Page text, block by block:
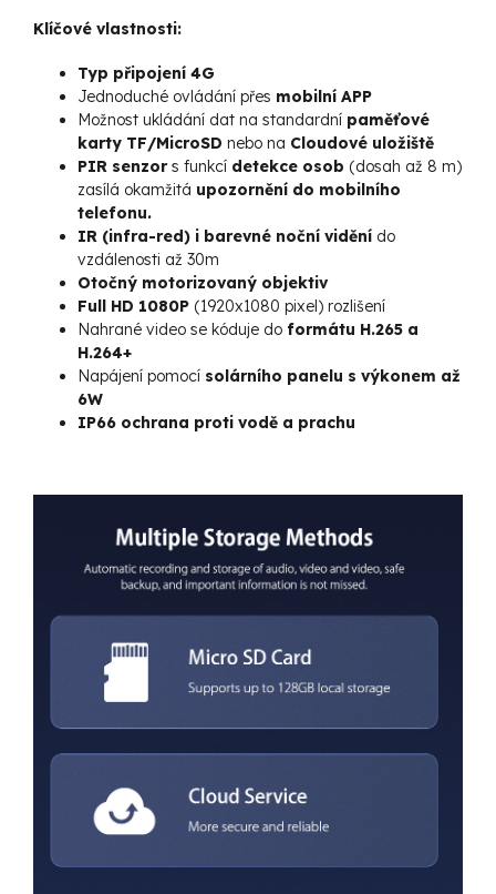
Klíčové vlastnosti:
Typ připojení 4G
Jednoduché ovládání přes mobilní APP
Možnost ukládání dat na standardní paměťové
karty TF/MicroSD nebo na Cloudové uložiště
PIR senzors funkcí detekce osob (dosah až 8 m)
zasílá okamžitá upozornění do mobilního
telefonu.
IR (infra-red) i barevné noční vidění do
vzdálenosti až 30m
Otočný motorizovaný objektiv
Full HD 1080P (1920x1080 pixel) rozlišení
Nahrané video se kóduje do formátu H.265 a
H.264+
Napájení pomocí solárního panelu s výkonem až
6W
IP66 ochrana proti vodě a prachu